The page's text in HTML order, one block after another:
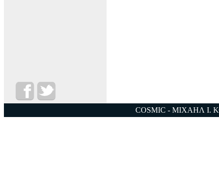
COSMIC - ΜΙΧΑΗΛ Ι.